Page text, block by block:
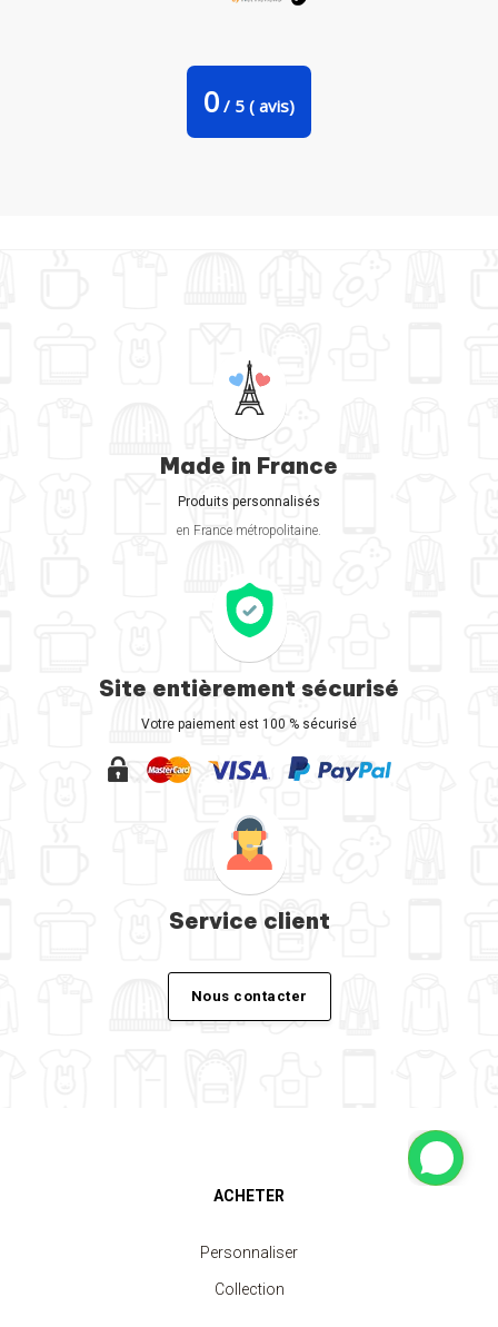
0 / 5 ( avis)
Made in France
Produits personnalisés
en France métropolitaine.
Site entièrement sécurisé
Votre paiement est 100 % sécurisé
Service client
Nous contacter
ACHETER
Personnaliser
Collection